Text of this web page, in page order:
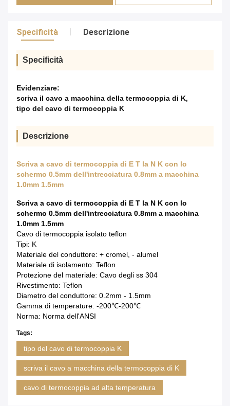
Specificità Descrizione
Specificità
Evidenziare:
scriva il cavo a macchina della termocoppia di K,
tipo del cavo di termocoppia K
Descrizione
Scriva a cavo di termocoppia di E T la N K con lo
schermo 0.5mm dell'intrecciatura 0.8mm a macchina
1.0mm 1.5mm
Scriva a cavo di termocoppia di E T la N K con lo
schermo 0.5mm dell'intrecciatura 0.8mm a macchina
1.0mm 1.5mm
Cavo di termocoppia isolato teflon
Tipi: K
Materiale del conduttore: + cromel, - alumel
Materiale di isolamento: Teflon
Protezione del materiale: Cavo degli ss 304
Rivestimento: Teflon
Diametro del conduttore: 0.2mm - 1.5mm
Gamma di temperature: -200℃-200℃
Norma: Norma dell'ANSI
Tags:
tipo del cavo di termocoppia K
scriva il cavo a macchina della termocoppia di K
cavo di termocoppia ad alta temperatura